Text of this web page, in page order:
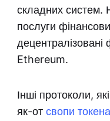
складних систем.
послуги
децентралізовані
Ethereum.
Інші протоколи,
як-от свопи